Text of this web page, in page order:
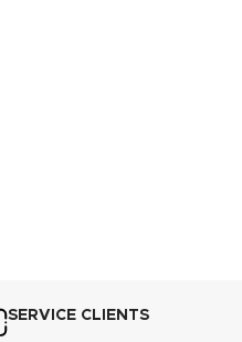
SERVICE CLIENTS